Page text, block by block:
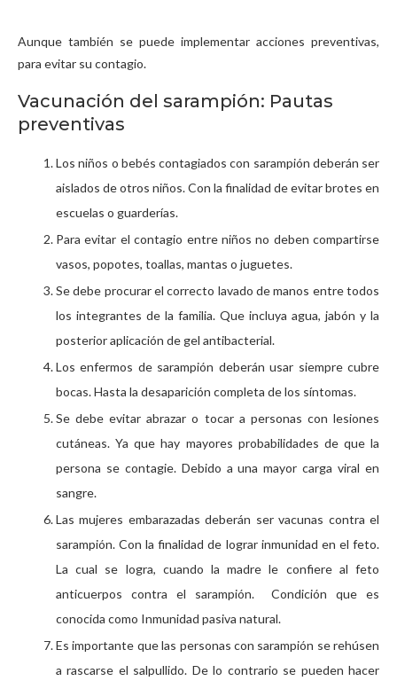
Aunque también se puede implementar acciones preventivas,
para evitar su contagio.
Vacunación del sarampión: Pautas
preventivas
Los niños o bebés contagiados con sarampión deberán ser
aislados de otros niños. Con la finalidad de evitar brotes en
escuelas o guarderías.
Para evitar el contagio entre niños no deben compartirse
vasos, popotes, toallas, mantas o juguetes.
Se debe procurar el correcto lavado de manos entre todos
los integrantes de la familia. Que incluya agua, jabón y la
posterior aplicación de gel antibacterial.
Los enfermos de sarampión deberán usar siempre cubre
bocas. Hasta la desaparición completa de los síntomas.
Se debe evitar abrazar o tocar a personas con lesiones
cutáneas. Ya que hay mayores probabilidades de que la
persona se contagie. Debido a una mayor carga viral en
sangre.
Las mujeres embarazadas deberán ser vacunas contra el
sarampión. Con la finalidad de lograr inmunidad en el feto.
La cual se logra, cuando la madre le confiere al feto
anticuerpos contra el sarampión. Condición que es
conocida como Inmunidad pasiva natural.
Es importante que las personas con sarampión se rehúsen
a rascarse el salpullido. De lo contrario se pueden hacer